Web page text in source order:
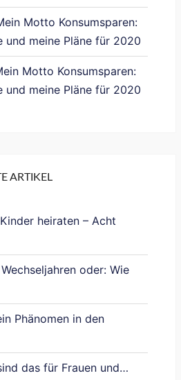
Motto Konsumsparen:
und meine Pläne für 2020
Motto Konsumsparen:
und meine Pläne für 2020
ARTIKEL
heiraten – Acht
oder: Wie
Phänomen in den
das für Frauen und…